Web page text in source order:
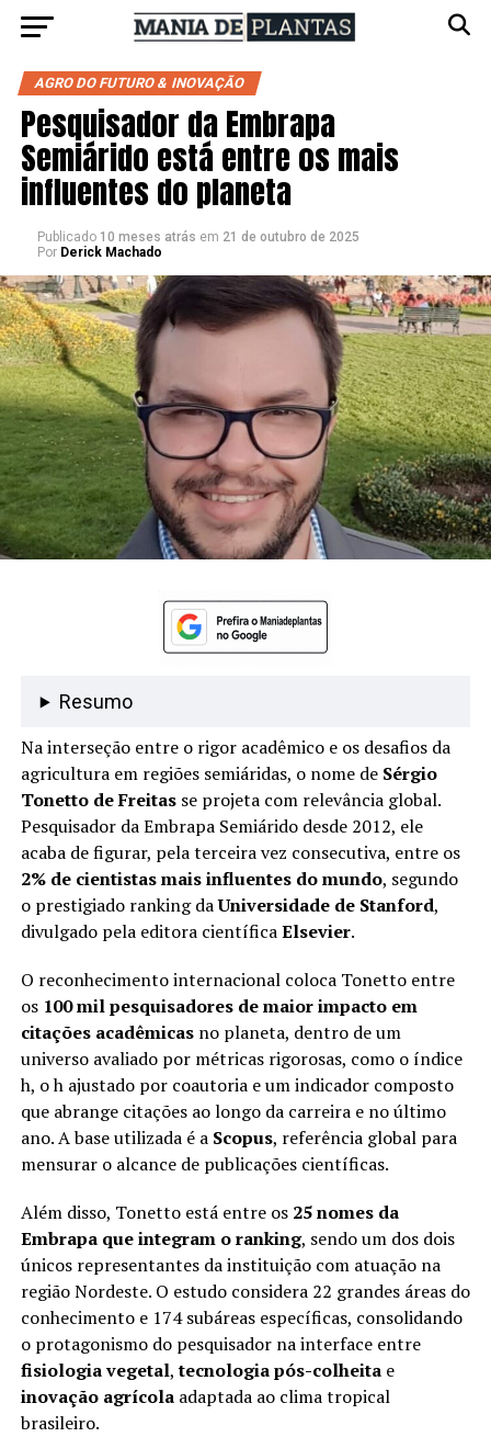
AGRO DO FUTURO & INOVAÇÃO
Pesquisador da Embrapa
Semiárido está entre os mais
influentes do planeta
Publicado 10 meses atrás em 21 de outubro de 2025
Por Derick Machado
Resumo
Na interseção entre o rigor acadêmico e os desafios da
agricultura em regiões semiáridas, o nome de Sérgio
Tonetto de Freitasse projeta com relevância global.
Pesquisador da Embrapa Semiárido desde 2012, ele
acaba de figurar, pela terceira vez consecutiva, entre os
2% de cientistas mais influentes do mundo, segundo
o prestigiado ranking daUniversidade de Stanford,
divulgado pela editora científicaElsevier.
O reconhecimento internacional coloca Tonetto entre
os 100 mil pesquisadores de maior impacto em
citações acadêmicasno planeta, dentro de um
universo avaliado por métricas rigorosas, como o índice
h, o h ajustado por coautoria e um indicador composto
que abrange citações ao longo da carreira e no último
ano. A base utilizada é a Scopus, referência global para
mensurar o alcance de publicações científicas.
Além disso, Tonetto está entre os 25 nomes da
Embrapa que integram o ranking, sendo um dos dois
únicos representantes da instituição com atuação na
região Nordeste. O estudo considera 22 grandes áreas do
conhecimento e 174 subáreas específicas, consolidando
o protagonismo do pesquisador na interface entre
fisiologia vegetal,tecnologia pós-colheitae
inovação agrícolaadaptada ao clima tropical
brasileiro.